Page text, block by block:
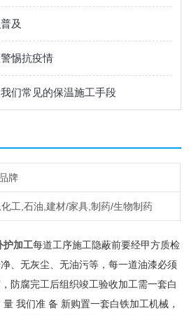
及
惕抗疫情
们常见的保温施工手段
牌
工,石油,建材/家具,制药/生物制药
护加工每道工序施工隐蔽前要经甲方质检
、无灰尘、无油污等，每一道油漆必须
防腐完工后组织竣工验收加工需一套白
我们准 备 新购置一套白铁加工机械，